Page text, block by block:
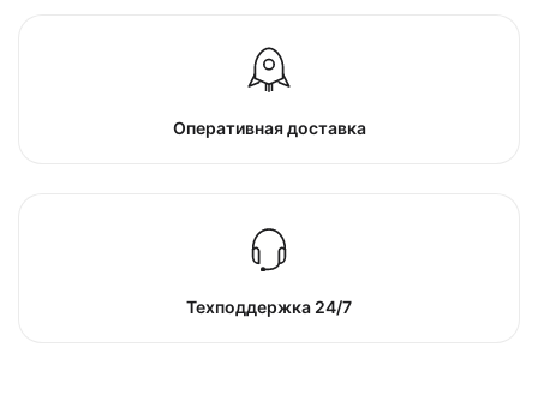
Оперативная доставка
Техподдержка 24/7